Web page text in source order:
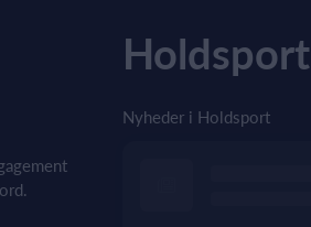
Holdsport
Nyheder i Holdsport